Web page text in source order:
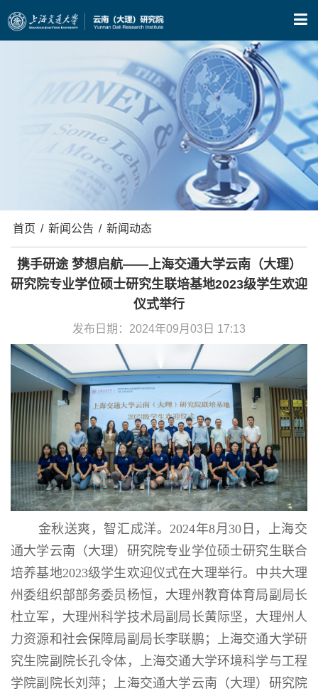
X
首页 / 新闻公告 / 新闻动态
携手研途 梦想启航——上海交通大学云南（大理）
研究院专业学位硕士研究生联培基地2023级学生欢迎
仪式举行
发布日期：2024年09月03日 17:13
金秋送爽，智汇成洋。2024年8月30日，上海交
通大学云南（大理）研究院专业学位硕士研究生联合
培养基地2023级学生欢迎仪式在大理举行。中共大理
州委组织部部务委员杨恒，大理州教育体育局副局长
杜立军，大理州科学技术局副局长黄际坚，大理州人
力资源和社会保障局副局长李联鹏；上海交通大学研
究生院副院长孔令体，上海交通大学环境科学与工程
学院副院长刘萍；上海交通大学云南（大理）研究院